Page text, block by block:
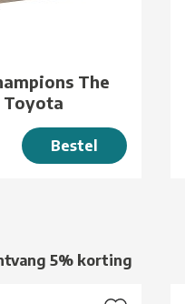
The
Toyota
Bestel
5% korting